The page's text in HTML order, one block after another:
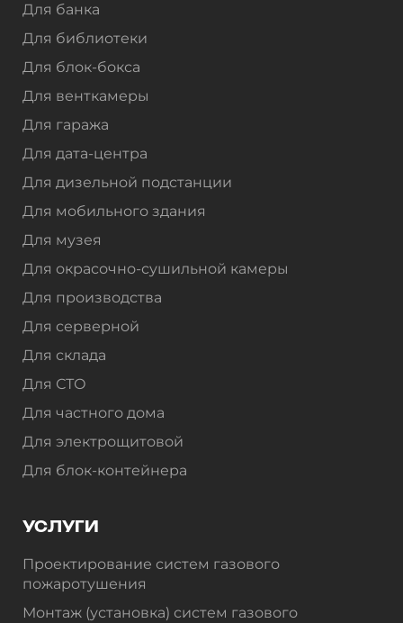
Для банка
Для библиотеки
Для блок-бокса
Для венткамеры
Для гаража
Для дата-центра
Для дизельной подстанции
Для мобильного здания
Для музея
Для окрасочно-сушильной камеры
Для производства
Для серверной
Для склада
Для СТО
Для частного дома
Для электрощитовой
Для блок-контейнера
УСЛУГИ
Проектирование систем газового
пожаротушения
Монтаж (установка) систем газового